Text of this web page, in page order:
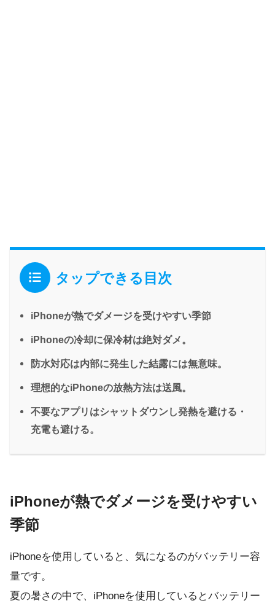
タップできる目次
iPhoneが熱でダメージを受けやすい季節
iPhoneの冷却に保冷材は絶対ダメ。
防水対応は内部に発生した結露には無意味。
理想的なiPhoneの放熱方法は送風。
不要なアプリはシャットダウンし発熱を避ける・
充電も避ける。
iPhoneが熱でダメージを受けやすい
季節
iPhoneを使用していると、気になるのがバッテリー容
量です。
夏の暑さの中で、iPhoneを使用しているとバッテリー